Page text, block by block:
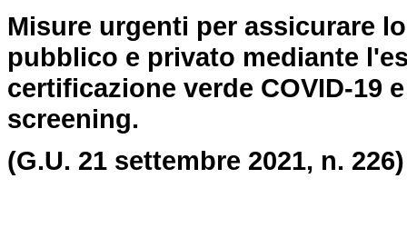
Misure urgenti per assicurare
pubblico e privato mediante
certificazione verde COVID-19
screening.
(G.U. 21 settembre 2021, n. 226)